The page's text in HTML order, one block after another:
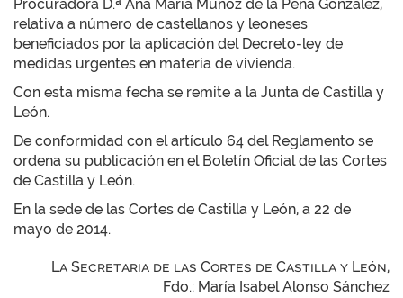
Procuradora D.ª Ana María Muñoz de la Peña González,
relativa a número de castellanos y leoneses
beneficiados por la aplicación del Decreto-ley de
medidas urgentes en materia de vivienda.
Con esta misma fecha se remite a la Junta de Castilla y
León.
De conformidad con el artículo 64 del Reglamento se
ordena su publicación en el Boletín Oficial de las Cortes
de Castilla y León.
En la sede de las Cortes de Castilla y León, a 22 de
mayo de 2014.
La Secretaria de las Cortes de Castilla y León,
Fdo.: María Isabel Alonso Sánchez